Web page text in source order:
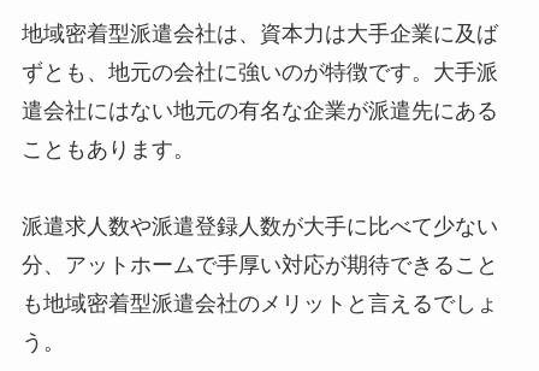
地域密着型派遣会社は、資本力は大手企業に及ば
ずとも、地元の会社に強いのが特徴です。大手派
遣会社にはない地元の有名な企業が派遣先にある
こともあります。
派遣求人数や派遣登録人数が大手に比べて少ない
分、アットホームで手厚い対応が期待できること
も地域密着型派遣会社のメリットと言えるでしょ
う。